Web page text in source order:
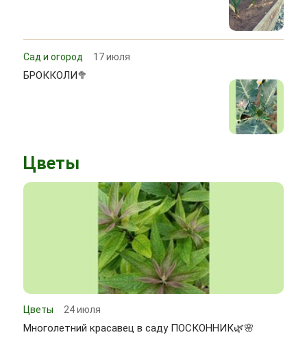
Сад и огород 17 июля
БРОККОЛИ🥦
Цветы
Цветы 24 июля
Многолетний красавец в саду ПОСКОННИК🌿🌸